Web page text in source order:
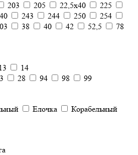
203 205 22,5х40
225
243 244 250
254
38 40 42 52,5
78
13
14
28 94 98
99
Елочка
Корабельный